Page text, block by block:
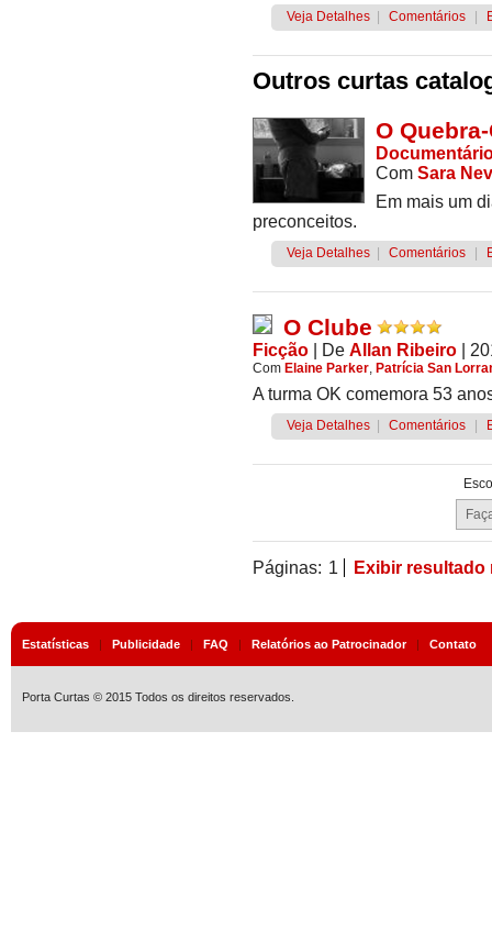
Veja Detalhes Comentários
Outros curtas
O
Com Sara
Em mais um
preconceitos.
Veja Detalhes Comentários
O Clube
Ficção De Allan Ribeiro |
Com Elaine Parker, Patrícia San
A turma OK comemora 53
Veja Detalhes Comentários
Páginas: 1 Exibir resultado
Estatísticas | Publicidade | FAQ | Relatórios ao Patrocinador| Contato
Porta Curtas © 2015 Todos os direitos reservados.